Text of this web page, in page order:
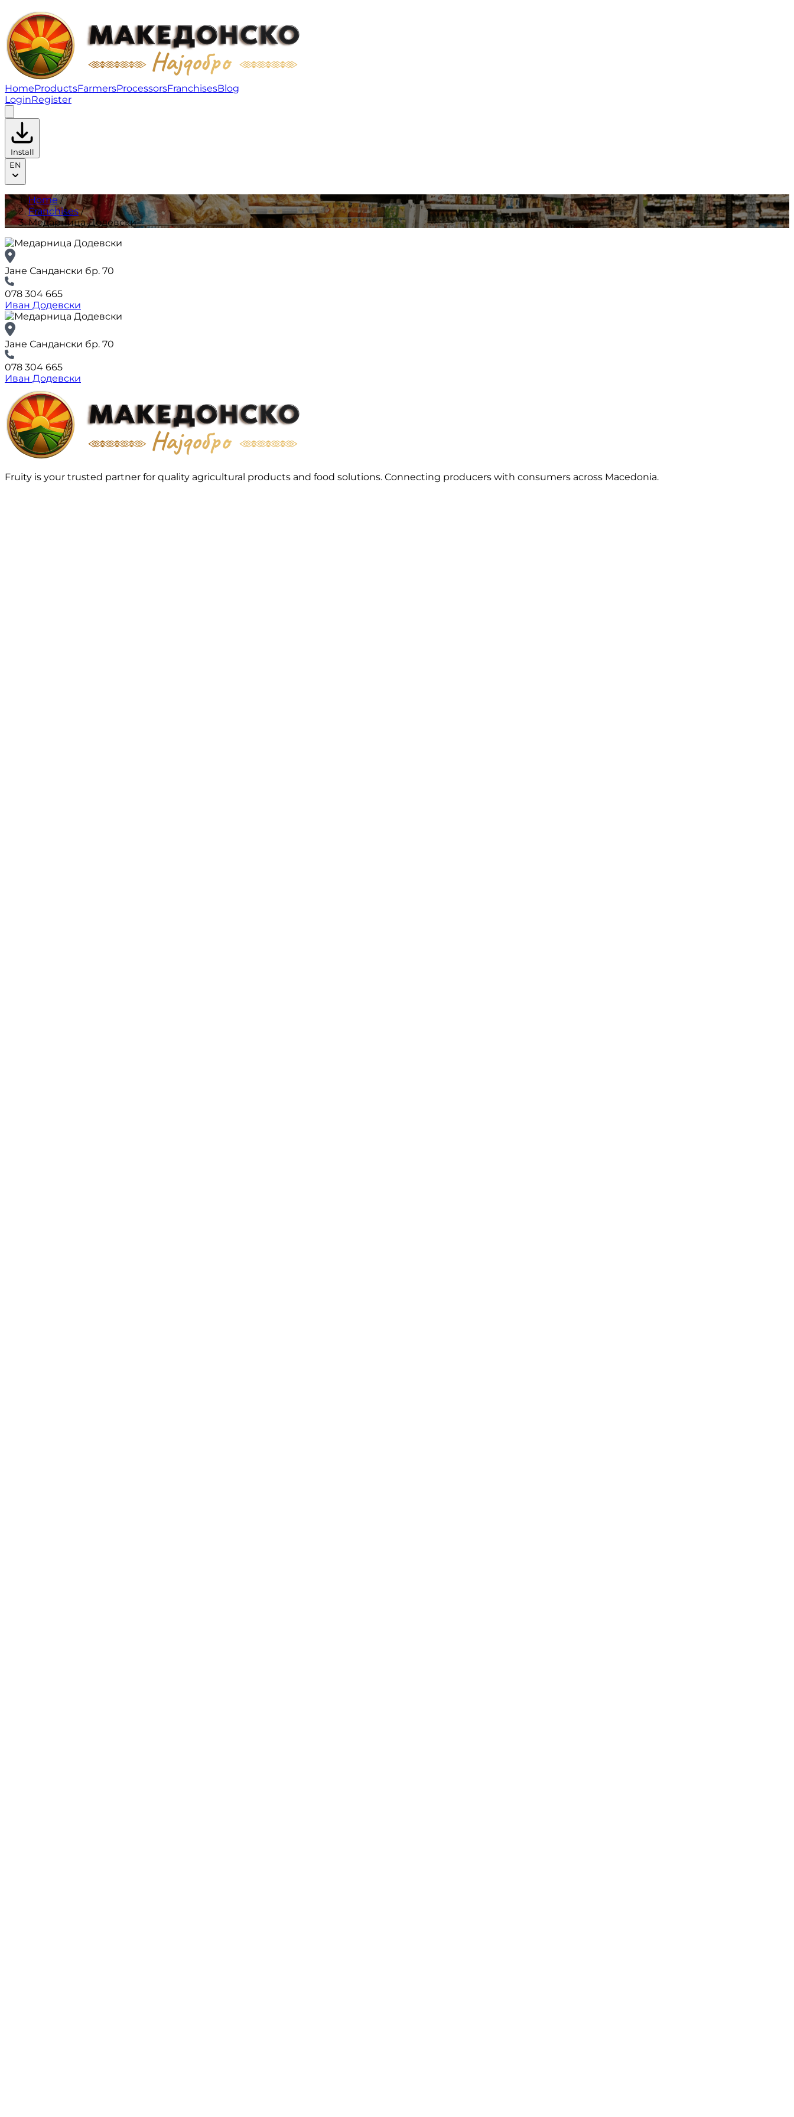
Медарница Додевски | Franchises
HomeProductsFarmersProcessorsFranchisesBlog
LoginRegister
Install
EN
Home/
Franchises/
Медарница Додевски
Јане Сандански бр. 70
078 304 665
Иван Додевски
Јане Сандански бр. 70
078 304 665
Иван Додевски
Fruity is your trusted partner for quality agricultural products and food solutions. Connecting producers with consumers across Macedonia.